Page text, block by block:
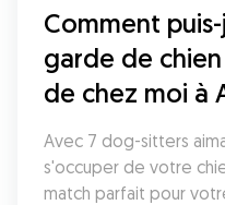
Comment
garde de
de chez moi à
Avec 7 dog-sitters
s'occuper de votre
match parfait pour